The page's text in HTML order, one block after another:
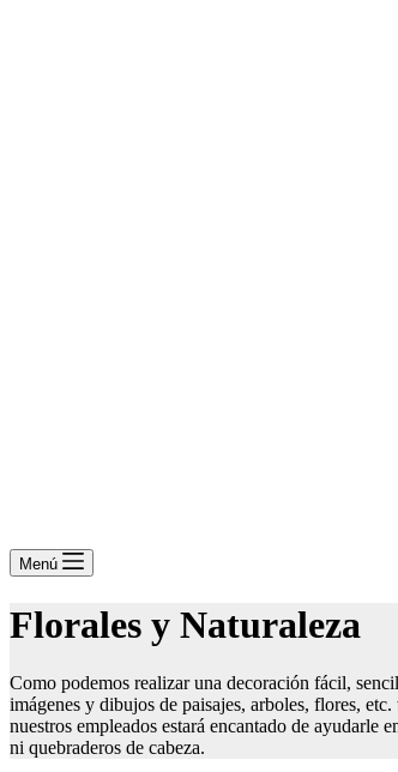
Menú
Florales y Naturaleza
Como podemos realizar una decoración fácil,
imágenes y dibujos de paisajes, arboles, flores,
nuestros empleados estará encantado de ayudarle
ni quebraderos de cabeza.